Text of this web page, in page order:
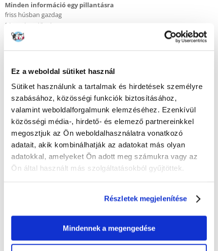
Ez a weboldal sütiket használ
Sütiket használunk a tartalmak és hirdetések személyre
szabásához, közösségi funkciók biztosításához,
valamint weboldalforgalmunk elemzéséhez. Ezenkívül
közösségi média-, hirdető- és elemező partnereinkkel
megosztjuk az Ön weboldalhasználatra vonatkozó
adatait, akik kombinálhatják az adatokat más olyan
adatokkal, amelyeket Ön adott meg számukra vagy az
Ön által használt más szolgáltatásokból gyűjtöttek.
Részletek megjelenítése
Mindennek a megengedése
Minden információ egy pillantásra
friss húsban gazdag
ízletes bendővel
Freshness Plus-szal: 90% friss
30% zöldséggel
Összetétel
Friss baromfi (min. 45%), friss bendő (min. 20%), burgonya (szárított),
húshidrolizátum (3%), baromfihúsliszt (2%), borsó (szárított), halolaj,
sörélesztő (szárított), sárgarépa (szárított), psylliumhéj.
Adalékanyagok
Táplálkozási adalékanyagok / kg: A-vitamin: 15.000I.U., D3-vitamin:
formájában): 90mg, Cink (aminosav cinkkelát, hidrát formájában): 45mg,
Jód (kalcium-jodát, vízmentes formában): 2mg, szelén (nátrium-szelenit
Táplálkozási információk
Nyersfehérje 22 %
Zsírtartalom 15